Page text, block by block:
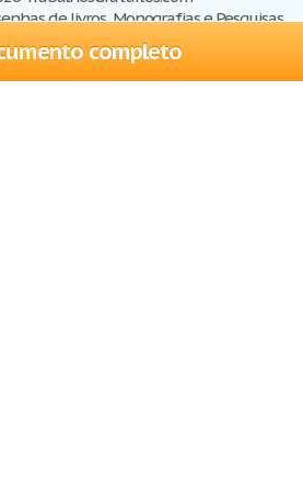
completo
de livros, Monografias e Pesquisas